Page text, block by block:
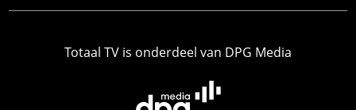
Totaal TV is onderdeel van DPG Media